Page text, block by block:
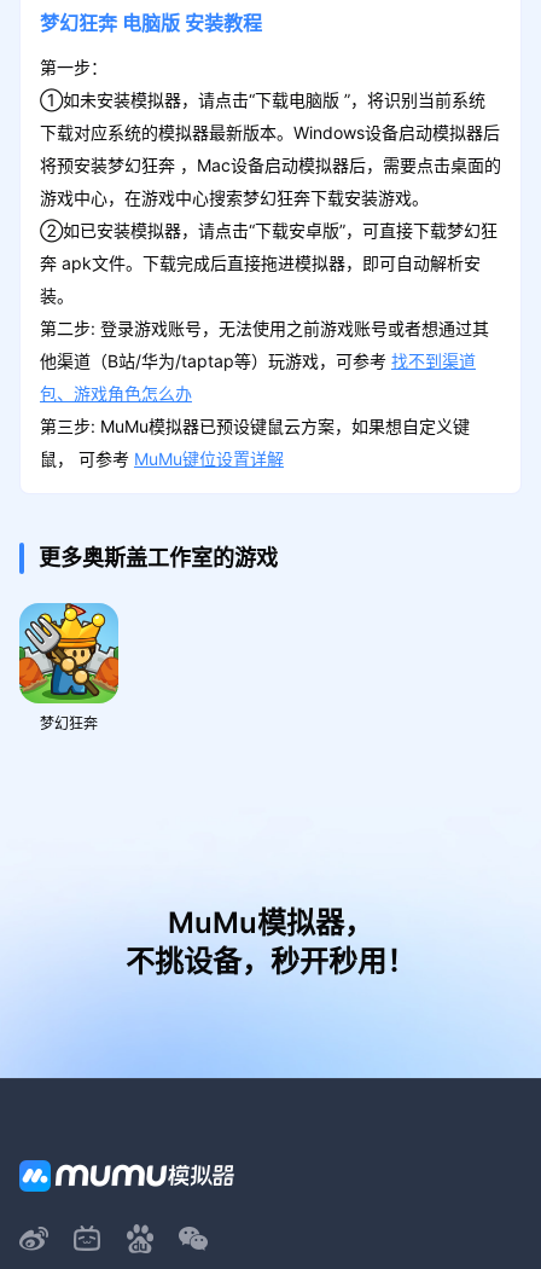
梦幻狂奔 电脑版 安装教程
第一步：
①如未安装模拟器，请点击“下载电脑版 ”，将识别当前系统
下载对应系统的模拟器最新版本。Windows设备启动模拟器后
将预安装梦幻狂奔 ，Mac设备启动模拟器后，需要点击桌面的
游戏中心，在游戏中心搜索梦幻狂奔下载安装游戏。
②如已安装模拟器，请点击“下载安卓版”，可直接下载梦幻狂
奔 apk文件。下载完成后直接拖进模拟器，即可自动解析安
装。
第二步: 登录游戏账号，无法使用之前游戏账号或者想通过其
他渠道（B站/华为/taptap等）玩游戏，可参考 找不到渠道
包、游戏角色怎么办
第三步: MuMu模拟器已预设键鼠云方案，如果想自定义键
鼠， 可参考 MuMu键位设置详解
更多奥斯盖工作室的游戏
梦幻狂奔
MuMu模拟器，
不挑设备，秒开秒用！